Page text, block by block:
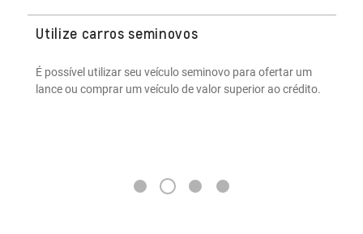
Prazos mais flexíveis
O consórcio oferece prazos mais flexíveis e pode ser uma
estratégia financeira contra os juros altos praticados pelo
1 2 3 4